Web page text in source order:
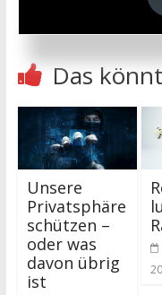
Das
Unsere
Privatsphäre
schützen –
oder was
davon übrig
ist